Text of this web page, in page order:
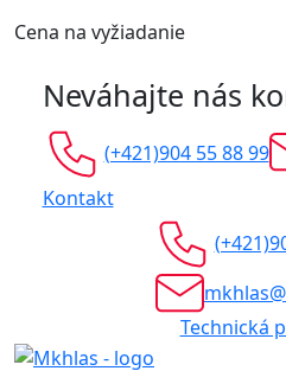
Cena na vyžiadanie
Neváhajte nás
(+421)904 55 88 99
Kontakt
Technická